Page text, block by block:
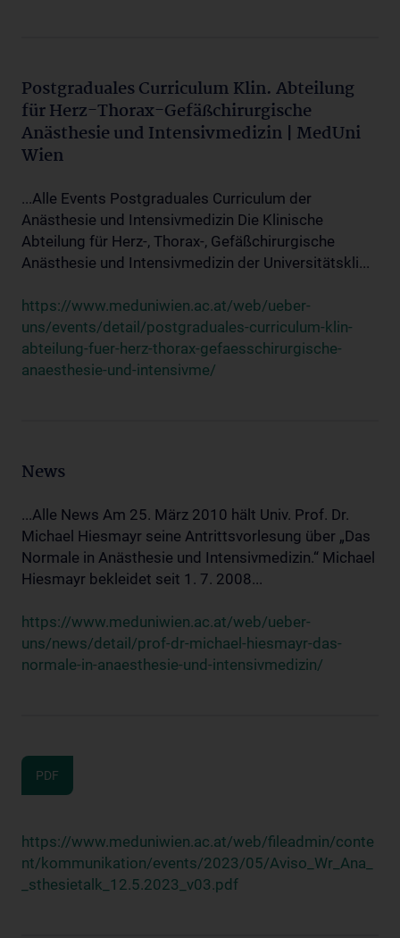
Postgraduales Curriculum Klin. Abteilung
für Herz-Thorax-Gefäßchirurgische
Anästhesie und Intensivmedizin | MedUni
Wien
...Alle Events Postgraduales Curriculum der
Anästhesie und Intensivmedizin Die Klinische
Abteilung für Herz-, Thorax-, Gefäßchirurgische
Anästhesie und Intensivmedizin der Universitätskli...
https://www.meduniwien.ac.at/web/ueber-
uns/events/detail/postgraduales-curriculum-klin-
abteilung-fuer-herz-thorax-gefaesschirurgische-
anaesthesie-und-intensivme/
News
...Alle News Am 25. März 2010 hält Univ. Prof. Dr.
Michael Hiesmayr seine Antrittsvorlesung über „Das
Normale in Anästhesie und Intensivmedizin.“ Michael
Hiesmayr bekleidet seit 1. 7. 2008...
https://www.meduniwien.ac.at/web/ueber-
uns/news/detail/prof-dr-michael-hiesmayr-das-
normale-in-anaesthesie-und-intensivmedizin/
PDF
https://www.meduniwien.ac.at/web/fileadmin/conte
nt/kommunikation/events/2023/05/Aviso_Wr_Ana_
_sthesietalk_12.5.2023_v03.pdf